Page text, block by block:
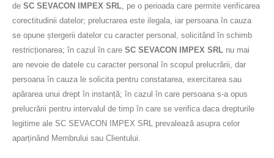
de SC SEVACON IMPEX SRL , pe o perioada care permite verificarea
corectitudinii datelor; prelucrarea este ilegala, iar persoana în cauza
se opune ștergerii datelor cu caracter personal, solicitând în schimb
restricționarea; în cazul în care SC SEVACON IMPEX SRL nu mai
are nevoie de datele cu caracter personal în scopul prelucrării, dar
persoana în cauza le solicita pentru constatarea, exercitarea sau
apărarea unui drept în instanță; în cazul în care persoana s-a opus
prelucrării pentru intervalul de timp în care se verifica daca drepturile
legitime ale SC SEVACON IMPEX SRL prevalează asupra celor
aparținând Membrului sau Clientului.